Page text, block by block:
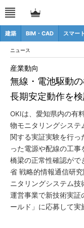
建築 BIM・CAD スマー
ニュース
無線・電池駆動
長期安定動作を
産業動向
OKIは、愛知県内の有
物モニタリングシステ
関する実証実験を行
った電源や配線の工事
橋梁の正常性確認がで
省 戦略的情報通信研
ニタリングシステム技
運営事業で新技術実証
ールド」に応募して実